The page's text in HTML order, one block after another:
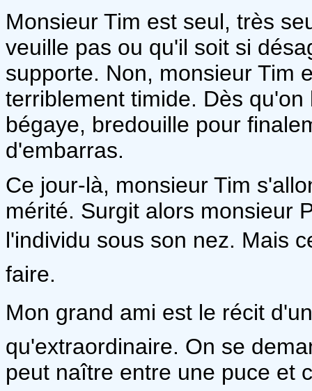
Monsieur Tim est seul, très
veuille pas ou qu'il soit si
supporte. Non, monsieur Tim
terriblement timide. Dès
bégaye, bredouille pour
d'embarras.
Ce jour-là, monsieur Tim
mérité. Surgit alors monsieur
l'individu sous son nez. Mais
faire.
Mon grand ami est le récit
qu'extraordinaire. On se
peut naître entre une puce et